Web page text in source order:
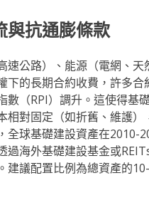
與抗通膨條款
速公路）、能源（電網、
下的長期合約收費，許多
數（RPI）調升。這使得基
相對固定（如折舊、維護
全球基礎建設資產在2010-
過海外基礎建設基金或
建議配置比例為總資產的